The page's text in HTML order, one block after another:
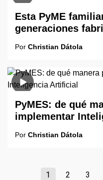
Esta PyME
generaciones
Por Christian Dátola
PyMES: de qué
implementar
Por Christian Dátola
1 2 3